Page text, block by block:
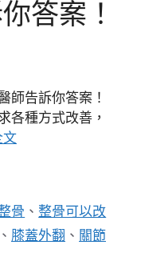
答案！
師告訴你答案！
各種方式改善，
文
骨 、整骨可以改
、 膝蓋外翻 、 關節